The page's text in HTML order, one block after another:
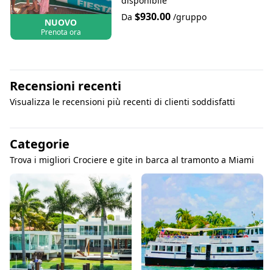
NUOVO
Prenota ora
Da $930.00/gruppo
Recensioni recenti
Visualizza le recensioni più recenti di clienti soddisfatti
Categorie
Trova i migliori Crociere e gite in barca al tramonto a Miami